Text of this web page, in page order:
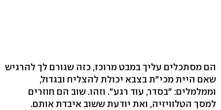
הם מסתכלים עליך במבט מרוכז, כזה שגורם לך להרגיש
שאם היית מכי"ת בצבא יכולת להצליח ובגדול,
וממלמלים: "בסדר, עוד רגע". וזהו. שוב הם חוזרים
למסך הטלוויזיה, ואת יודעת ששוב איבדת אותם.